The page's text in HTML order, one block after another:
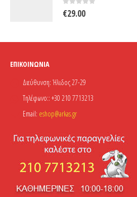
0out of 5
€29.00
ΕΠΙΚΟΙΝΩΝΊΑ
Διεύθυνση: Ήλιδος 27-29
Τηλέφωνο:: +30 210 7713213
Email: eshop@arkas.gr